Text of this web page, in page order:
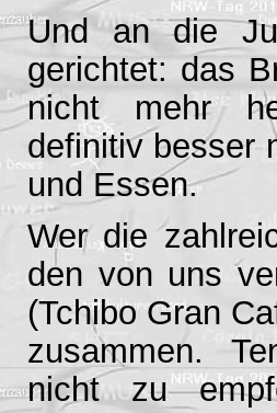
Und an die
gerichtet: das
nicht mehr
definitiv besser
und Essen.
Wer die
den von uns
(Tchibo Gran
zusammen.
nicht zu